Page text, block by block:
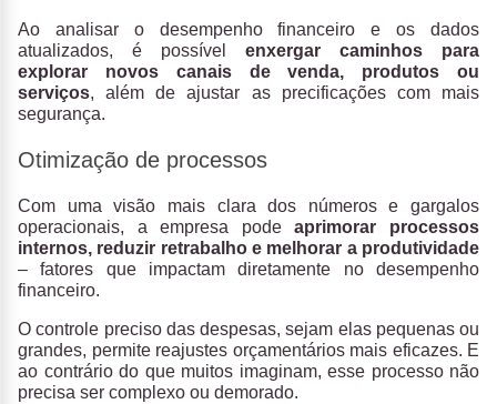
Ao analisar o desempenho financeiro e os dados
atualizados, é possível enxergar caminhos para
explorar novos canais de venda, produtos ou
serviços, além de ajustar as precificações com mais
segurança.
Otimização de processos
Com uma visão mais clara dos números e gargalos
operacionais, a empresa podeaprimorar processos
internos, reduzir retrabalho e melhorar a produtividade
– fatores que impactam diretamente no desempenho
financeiro.
O controle preciso das despesas, sejam elas pequenas ou
grandes, permite reajustes orçamentários mais eficazes. E
ao contrário do que muitos imaginam, esse processo não
precisa ser complexo ou demorado.